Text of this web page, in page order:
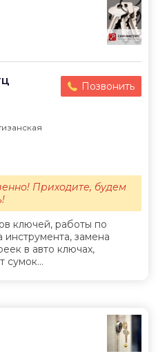
Позвонить
ключей, работы по
инструмента, замена
в авто ключах,
сумок...
Приходите, будем